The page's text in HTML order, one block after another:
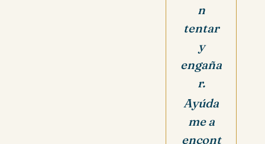
n
tentar
y
engaña
r.
Ayúda
me a
encont